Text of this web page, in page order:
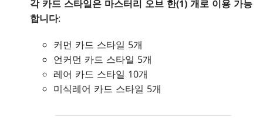
각 카드 스타일은 마스터리 오브 한(1) 개로 이용 가능
합니다:
커먼 카드 스타일 5개
언커먼 카드 스타일 5개
레어 카드 스타일 10개
미식레어 카드 스타일 5개